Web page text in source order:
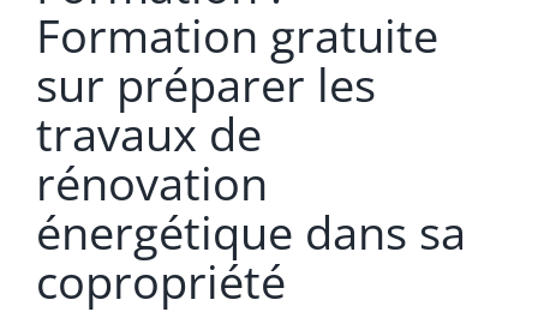
Formation gratuite
sur préparer les
travaux de
rénovation
énergétique dans sa
copropriété